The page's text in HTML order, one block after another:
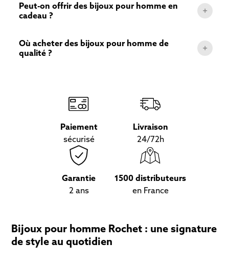
Peut-on offrir des bijoux pour homme en
cadeau ?
Où acheter des bijoux pour homme de
qualité ?
Paiement
sécurisé
Livraison
24/72h
Garantie
2 ans
1500 distributeurs
en France
Bijoux pour homme Rochet : une signature
de style au quotidien